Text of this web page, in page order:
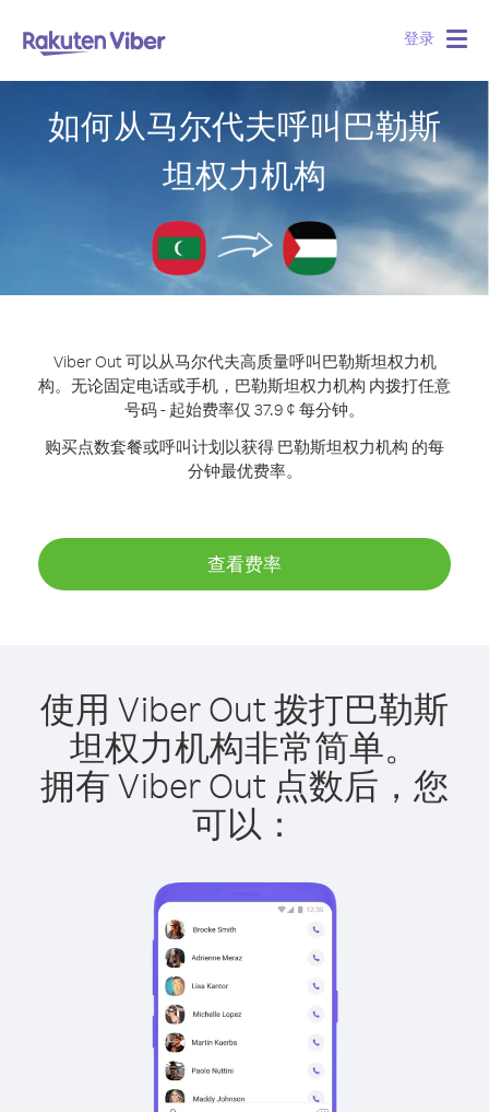
登录
如何从马尔代夫呼叫巴勒斯
坦权力机构
Viber Out 可以从马尔代夫高质量呼叫巴勒斯坦权力机
构。 无论固定电话或手机，巴勒斯坦权力机构 内拨打任意
号码 - 起始费率仅 37.9 ¢ 每分钟。
购买点数套餐或呼叫计划以获得 巴勒斯坦权力机构 的每
分钟最优费率。
查看费率
使用 Viber Out 拨打巴勒斯
坦权力机构非常简单。
拥有 Viber Out 点数后，您
可以：